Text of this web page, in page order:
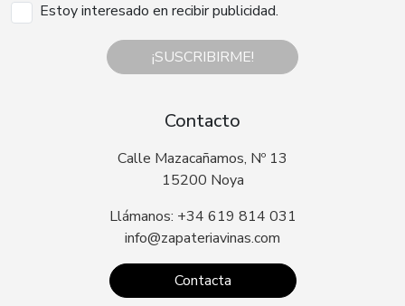
Estoy interesado en recibir publicidad.
¡SUSCRIBIRME!
Contacto
Calle Mazacañamos, Nº 13
15200 Noya
Llámanos: +34 619 814 031
info@zapateriavinas.com
Contacta